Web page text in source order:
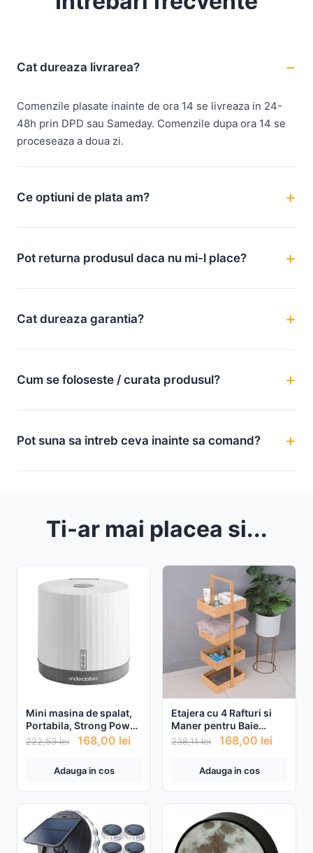
Cat dureaza livrarea?
Comenzile plasate inainte de ora 14 se livreaza in 24-
48h prin DPD sau Sameday. Comenzile dupa ora 14 se
proceseaza a doua zi.
Ce optiuni de plata am?
Pot returna produsul daca nu mi-l place?
Cat dureaza garantia?
Cum se foloseste / curata produsul?
Pot suna sa intreb ceva inainte sa comand?
Ti-ar mai placea si...
Mini masina de spalat,
Portabila, Strong Power,
Capacitate 4L
222,53lei 168,00 lei
Adauga in cos
Etajera cu 4 Rafturi si
Maner pentru Baie
32x24x98cm
238,11lei 168,00 lei
Adauga in cos